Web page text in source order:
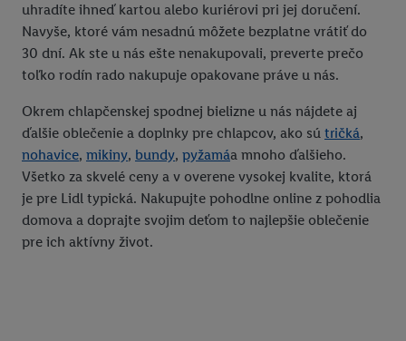
uhradíte ihneď kartou alebo kuriérovi pri jej doručení.
Navyše, ktoré vám nesadnú môžete bezplatne vrátiť do
30 dní. Ak ste u nás ešte nenakupovali, preverte prečo
toľko rodín rado nakupuje opakovane práve u nás.
Okrem chlapčenskej spodnej bielizne u nás nájdete aj
ďalšie oblečenie a doplnky pre chlapcov, ako sú tričká,
nohavice, mikiny, bundy, pyžamáa mnoho ďalšieho.
Všetko za skvelé ceny a v overene vysokej kvalite, ktorá
je pre Lidl typická. Nakupujte pohodlne online z pohodlia
domova a doprajte svojim deťom to najlepšie oblečenie
pre ich aktívny život.